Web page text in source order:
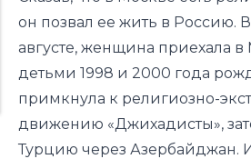
он позвал ее жить в Россию.
августе, женщина приехала в
детьми 1998 и 2000 года
примкнула к религиозно-
движению «Джихадисты»,
Турцию через Азербайджан.